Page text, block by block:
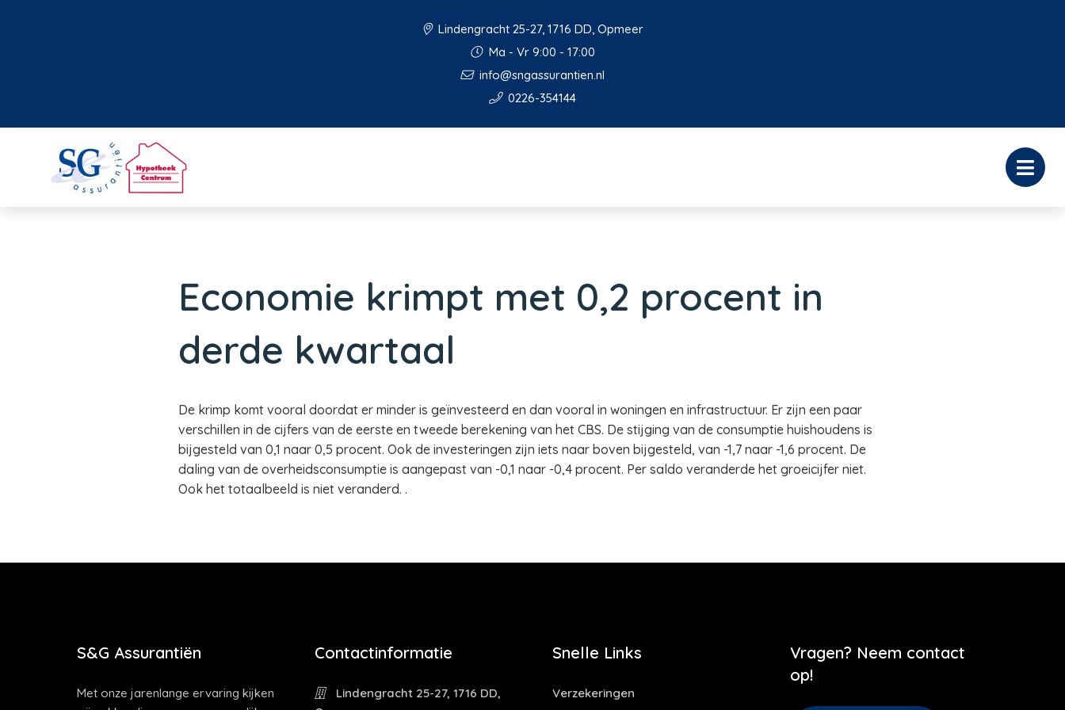
Lindengracht 25-27, 1716 DD, Opmeer
Ma - Vr 9:00 - 17:00
info@sngassurantien.nl
0226-354144
Economie krimpt met 0,2 procent in
derde kwartaal
De krimp komt vooral doordat er minder is geïnvesteerd en dan vooral in woningen en infrastructuur. Er zijn een paar
verschillen in de cijfers van de eerste en tweede berekening van het CBS. De stijging van de consumptie huishoudens is
bijgesteld van 0,1 naar 0,5 procent. Ook de investeringen zijn iets naar boven bijgesteld, van -1,7 naar -1,6 procent. De
daling van de overheidsconsumptie is aangepast van -0,1 naar -0,4 procent. Per saldo veranderde het groeicijfer niet.
Ook het totaalbeeld is niet veranderd. .
S&G Assurantiën
Met onze jarenlange ervaring kijken
Contactinformatie
Lindengracht 25-27, 1716 DD,
Snelle Links
Verzekeringen
Vragen? Neem contact
op!